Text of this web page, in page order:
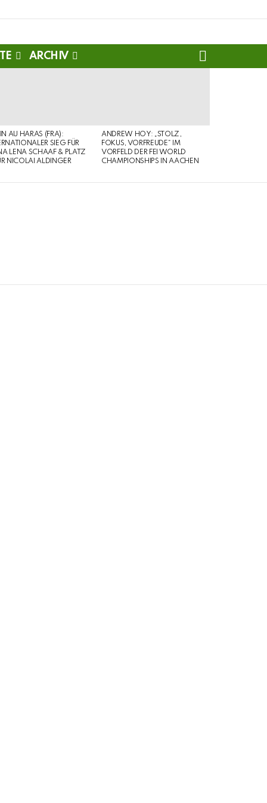
ARCHIV
AU HARAS (FRA):
SIEG FÜR
LENA SCHAAF & PLATZ
NICOLAI ALDINGER
ANDREW HOY: „STOLZ,
FOKUS, VORFREUDE“ IM
VORFELD DER FEI WORLD
CHAMPIONSHIPS IN AACHEN